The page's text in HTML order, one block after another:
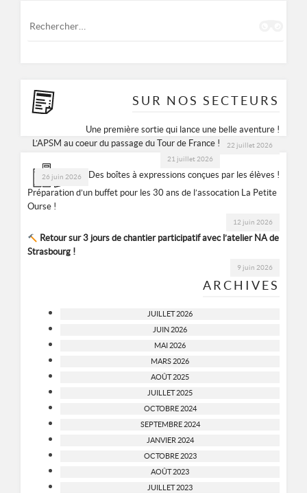
SUR NOS SECTEURS
Une première sortie qui lance une belle aventure !
22 juillet 2026
L’APSM au coeur du passage du Tour de France !
21 juillet 2026
Des boîtes à expressions conçues par les élèves !
26 juin 2026
Préparation d’un buffet pour les 30 ans de l’assocation La Petite
Ourse !
12 juin 2026
Retour sur 3 jours de chantier participatif avec l’atelier NA de
Strasbourg !
9 juin 2026
ARCHIVES
JUILLET 2026
JUIN 2026
MAI 2026
MARS 2026
AOÛT 2025
JUILLET 2025
OCTOBRE 2024
SEPTEMBRE 2024
JANVIER 2024
OCTOBRE 2023
AOÛT 2023
JUILLET 2023